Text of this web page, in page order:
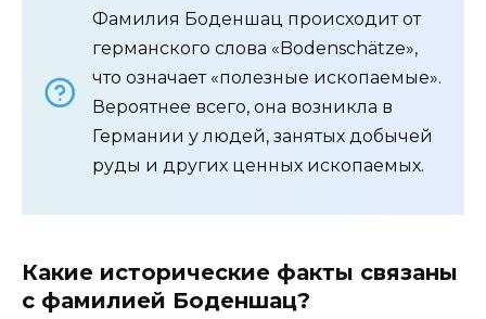
Фамилия Боденшац происходит от
германского слова «Bodenschätze»,
что означает «полезные ископаемые».
Вероятнее всего, она возникла в
Германии у людей, занятых добычей
руды и других ценных ископаемых.
Какие исторические факты связаны
с фамилией Боденшац?